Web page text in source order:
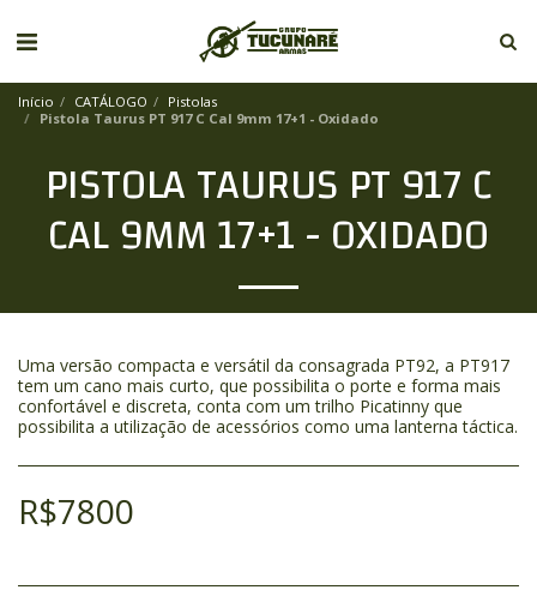
Início CATÁLOGO
Pistolas
Pistola Taurus PT 917 C Cal 9mm 17+1 - Oxidado
PISTOLA TAURUS PT 917 C
CAL 9MM 17+1 - OXIDADO
Uma versão compacta e versátil da consagrada PT92, a PT917
tem um cano mais curto, que possibilita o porte e forma mais
confortável e discreta, conta com um trilho Picatinny que
possibilita a utilização de acessórios como uma lanterna táctica.
R$7800